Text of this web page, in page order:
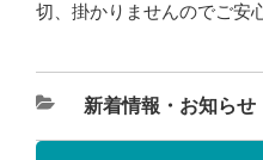
切、掛かりませんのでご安
新着情報・お知らせ